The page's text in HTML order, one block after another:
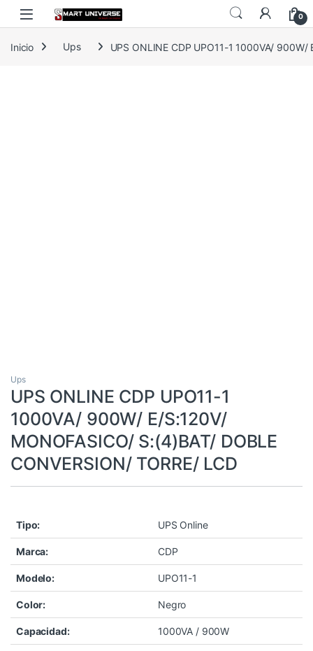
Skip to navigation
Skip to content
0
Inicio Ups UPS ONLINE CDP UPO11-1 1000VA/ 900W/
Ups
UPS ONLINE CDP UPO11-1
1000VA/ 900W/ E/S:120V/
MONOFASICO/ S:(4)BAT/ DOBLE
CONVERSION/ TORRE/ LCD
Tipo: UPS Online
Marca: CDP
Modelo: UPO11-1
Color: Negro
Capacidad: 1000VA / 900W